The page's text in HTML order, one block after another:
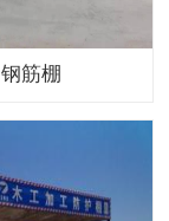
钢筋棚